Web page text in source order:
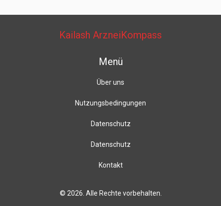
Kailash ArzneiKompass
Menü
Über uns
Nutzungsbedingungen
Datenschutz
Datenschutz
Kontakt
© 2026. Alle Rechte vorbehalten.